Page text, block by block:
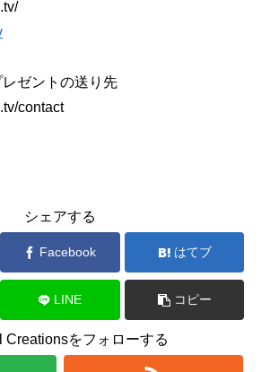
ゼントの送り先
contact
シェアする
Facebook はてブ
LINE コピー
Creationsをフォローする